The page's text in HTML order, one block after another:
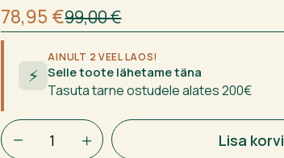
99,00€
Algne
hind
oli:99,00 €.
78,95 €
Current
price
is:78,95 €.
⚡
AINULT 2 VEEL LAOS!
Selle toote lähetame täna
Tasuta tarne ostudele alates 200€
Bullpadel
Vertex
Lisa korvi